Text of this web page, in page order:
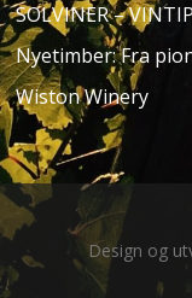
SOLVINER –
Nyetimber: Fra
Wiston Winery
Design og